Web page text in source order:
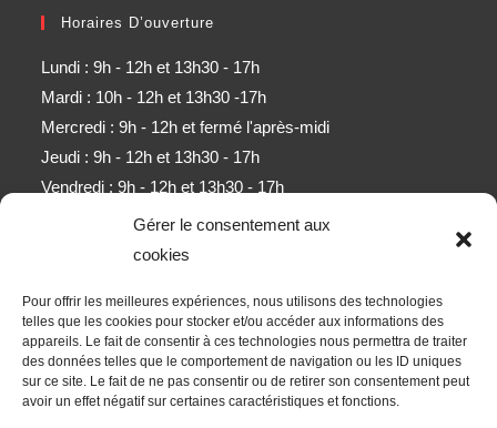
Gérer le consentement aux
cookies
Pour offrir les meilleures expériences, nous utilisons des technologies
telles que les cookies pour stocker et/ou accéder aux informations des
appareils. Le fait de consentir à ces technologies nous permettra de traiter
des données telles que le comportement de navigation ou les ID uniques
sur ce site. Le fait de ne pas consentir ou de retirer son consentement peut
avoir un effet négatif sur certaines caractéristiques et fonctions.
Horaires D’ouverture
Lundi : 9h - 12h et 13h30 - 17h
Mardi : 10h - 12h et 13h30 -17h
Mercredi : 9h - 12h et fermé l'après-midi
Jeudi : 9h - 12h et 13h30 - 17h
Vendredi : 9h - 12h et 13h30 - 17h
Samedi : 9h - 11h (sauf mois d'août)
Obtenez l’ensemble des derniers contenus par e-mail.
ALLER